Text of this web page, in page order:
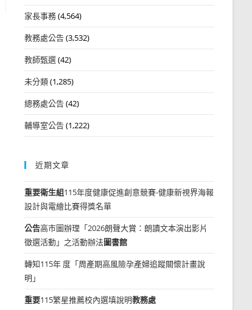
家長事務(4,564)
教務處公告(3,532)
教師甄選(42)
未分類(1,285)
總務處公告(42)
輔導室公告(1,222)
近期文章
重要衛生組115年度健康促進創意競賽-健康新視界海報
設計與電繪比賽得獎名單
公告高市圖辦理「2026朗聲大賞：朗讀文本演出影片
徵選活動」之活動辦法圖書館
轉知115年 度「周產期高風險孕產婦追蹤關懷計畫說
明」
重要115繁星推薦校內選填說明教務處